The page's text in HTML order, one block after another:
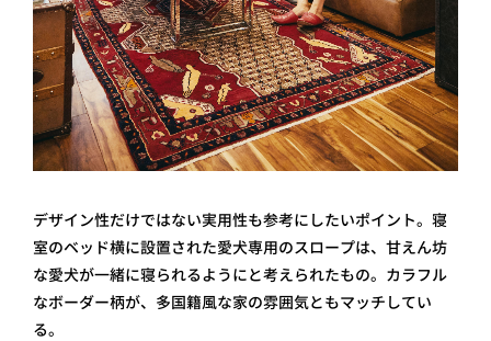
デザイン性だけではない実用性も参考にしたいポイント。寝
室のベッド横に設置された愛犬専用のスロープは、甘えん坊
な愛犬が一緒に寝られるようにと考えられたもの。カラフル
なボーダー柄が、多国籍風な家の雰囲気ともマッチしてい
る。